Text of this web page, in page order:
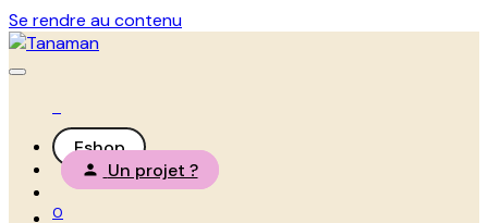
Se rendre au contenu
Eshop
Un projet ?
0